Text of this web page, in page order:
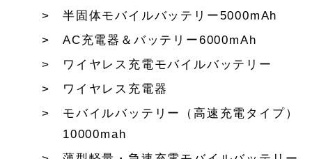
半固体モバイルバッテリー5000mAh
AC充電器＆バッテリー6000mAh
ワイヤレス充電モバイルバッテリー
ワイヤレス充電器
モバイルバッテリー（高速充電タイプ）
10000mah